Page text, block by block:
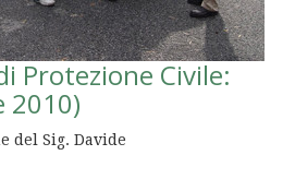
Protezione Civile:
2010)
del Sig. Davide